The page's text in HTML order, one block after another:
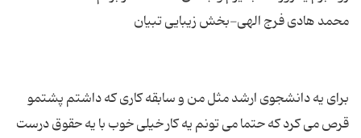
برای یه دانشجوی ارشد مثل من و سابقه کاری که داشتم پشتمو
قرص می کرد که حتما می تونم یه کار خیلی خوب با یه حقوق درست